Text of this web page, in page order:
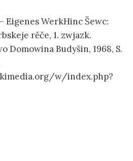
Eigenes WerkHinc Šewc:
rěče, 1. zwjazk.
Domowina Budyšin, 1968, S.
w/index.php?